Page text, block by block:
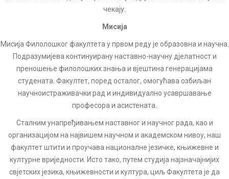
чекају.
Мисија
Мисија Филолошког факултета у првом реду је образовна и научна.
Подразумијева континуирану наставно-научну дјелатност и
преношење филолошких знања и вјештина генерацијама
студената. Факултет, поред осталог, омогућава озбиљан
научноистраживачки рад и индивидуално усавршавање
професора и асистената.
Сталним унапређивањем наставног и научног рада, као и
организацијом на највишем научном и академском нивоу, наш
факултет штити и проучава националне језичке, књижевне и
културне вриједности. Исто тако, путем студија најзначајнијих
свјетских језика, књижевности и култура, циљ Факултета је да